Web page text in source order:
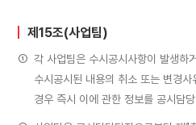
제15조(사업팀)
① 각 사업팀은 수시공시사항이 발생하
수시공시된 내용의 취소 또는 변경
경우 즉시 이에 관한 정보를 공시담